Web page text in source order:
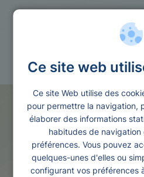
Ce site web
Ce site Web utilise des
pour permettre la navigation,
élaborer des informations
habitudes de
préférences. Vous pouvez
quelques-unes d'elles ou
configurant vos préférences